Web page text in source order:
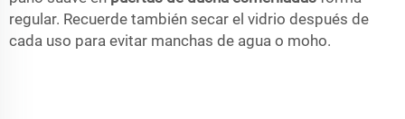
regular. Recuerde también secar el vidrio después de
cada uso para evitar manchas de agua o moho.